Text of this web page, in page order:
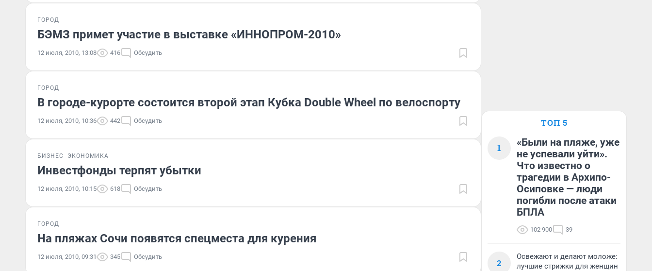
ГОРОД
БЭМЗ примет участие в выставке «ИННОПРОМ-2010»
12 июля, 2010, 13:08 416 Обсудить
ГОРОД
В городе-курорте состоится второй этап Кубка Double Wheel по велоспорту
12 июля, 2010, 10:36 442 Обсудить
БИЗНЕС ЭКОНОМИКА
Инвестфонды терпят убытки
12 июля, 2010, 10:15 618 Обсудить
ГОРОД
На пляжах Сочи появятся спецместа для курения
12 июля, 2010, 09:31 345 Обсудить
ТОП 5
1
«Были на пляже, уже
не успевали уйти».
Что известно о
трагедии в Архипо-
Осиповке — люди
погибли после атаки
БПЛА
102 900 39
2
Освежают и делают моложе:
лучшие стрижки для женщин